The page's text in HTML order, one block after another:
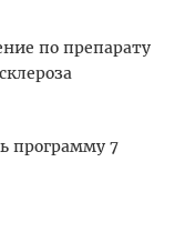
по препарату
программу 7